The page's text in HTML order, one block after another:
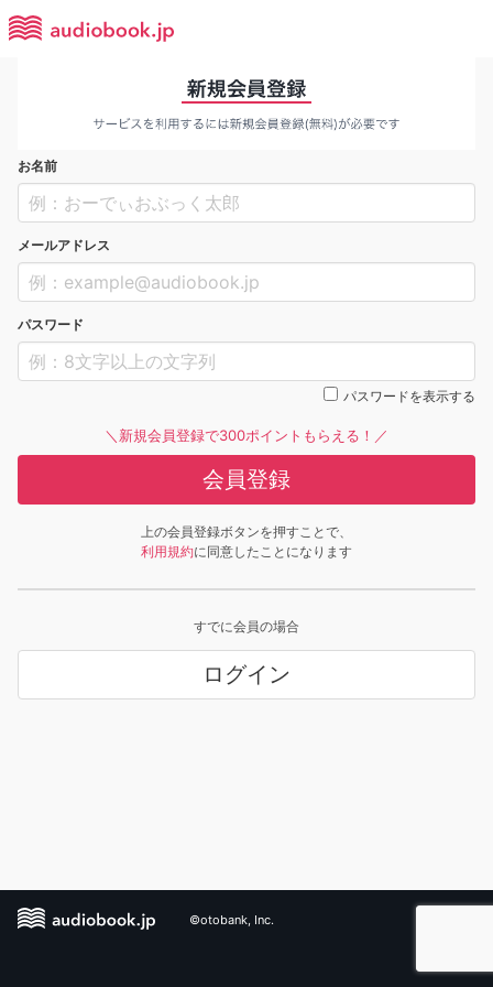
お名前
メールアドレス
パスワード
パスワードを表示する
＼新規会員登録で300ポイントもらえる！／
会員登録
上の会員登録ボタンを押すことで、
利用規約に同意したことになります
すでに会員の場合
ログイン
©otobank, Inc.